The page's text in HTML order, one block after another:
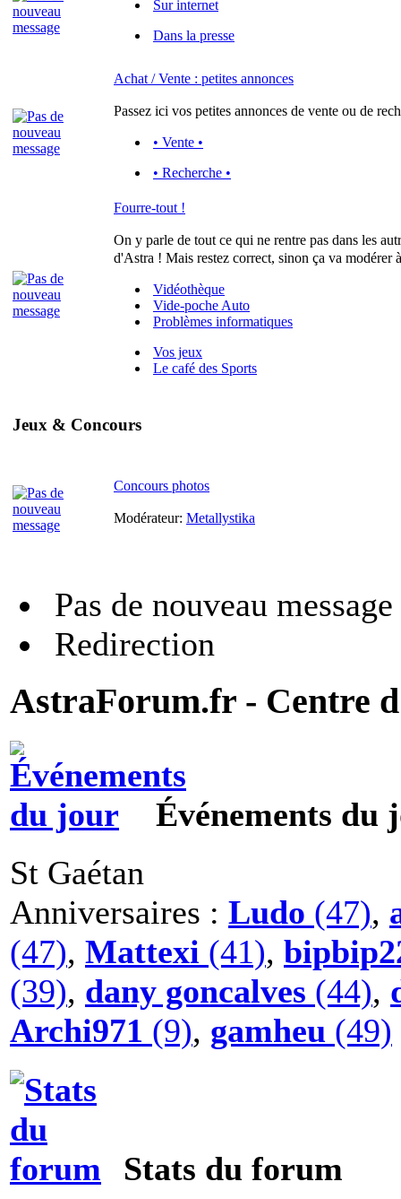
Sur internet
Dans la presse
Achat / Vente : petites annonces
Passez ici vos petites annonces de vente ou de
• Vente •
• Recherche •
Fourre-tout !
On y parle de tout ce qui ne rentre pas dans les
d'Astra ! Mais restez correct, sinon ça va modérer
Vidéothèque
Vide-poche Auto
Problèmes informatiques
Vos jeux
Le café des Sports
Jeux & Concours
Concours photos
Modérateur: Metallystika
Pas de nouveau message
Redirection
AstraForum.fr - Centre
Événements du
St Gaétan
Anniversaires : Ludo (47),
(47), Mattexi (41),
(39), dany goncalves (44),
Archi971 (9), gamheu (49)
Stats du forum